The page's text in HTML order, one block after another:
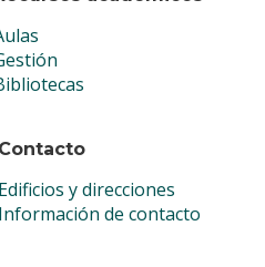
Contacto
Edificios y direcciones
Información de contacto